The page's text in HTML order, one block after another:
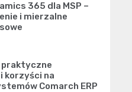
365 dla MSP –
i mierzalne
praktyczne
korzyści na
Comarch ERP